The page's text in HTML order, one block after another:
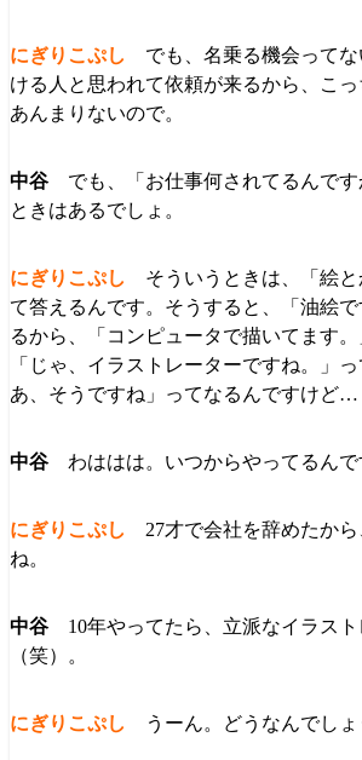
でも、名乗る機会って
ける人と思われて依頼が来るから、こ
あんまりないので。
でも、「お仕事何されてるんで
ときはあるでしょ。
そういうときは、「絵
て答えるんです。そうすると、「油絵
るから、「コンピュータで描いてます。
「じゃ、イラストレーターですね。」
あ、そうですね」ってなるんですけど…
わははは。いつからやってるんで
27才で会社を辞めたか
ね。
10年やってたら、立派なイラス
（笑）。
うーん。どうなんでしょ